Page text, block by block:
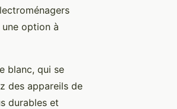
option à
blanc, qui se
des appareils de
durables et